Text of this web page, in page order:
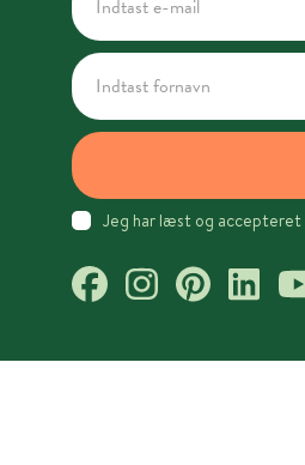
Jeg har læst og accepteret